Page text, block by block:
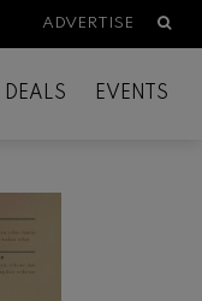
ADVERTISE
DEALS EVENTS